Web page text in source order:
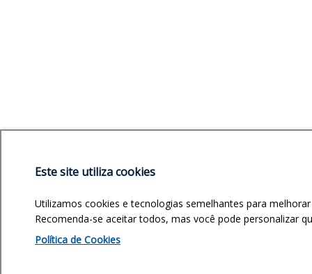
Este site utiliza cookies
Utilizamos cookies e tecnologias semelhantes para
Recomenda-se aceitar todos, mas você pode personalizar
Política de Cookies